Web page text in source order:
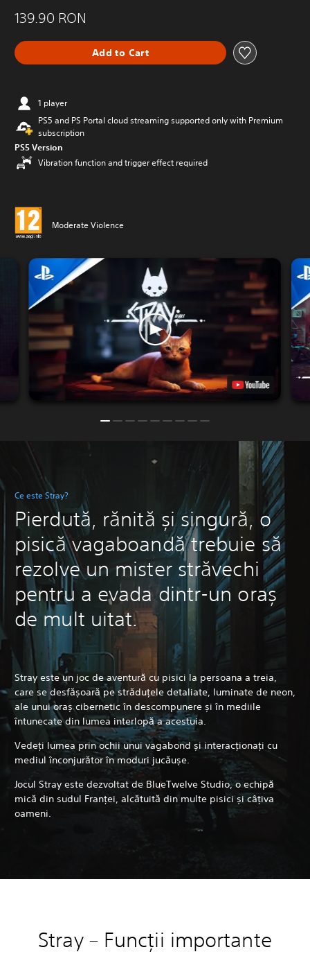
139.90 RON
Add to Cart
1 player
PS5 and PS Portal cloud streaming supported only with Premium
subscription
PS5 Version
Vibration function and trigger effect required
Moderate Violence
Ce este Stray?
Pierdută, rănită și singură, o
pisică vagaboandă trebuie să
rezolve un mister străvechi
pentru a evada dintr-un oraș
de mult uitat.
Stray este un joc de aventură cu pisici la persoana a treia,
care se desfășoară pe străduțele detaliate, luminate de neon,
ale unui oraș cibernetic în descompunere și în mediile
întunecate din lumea interlopă a acestuia.
Vedeți lumea prin ochii unui vagabond și interacționați cu
mediul înconjurător în moduri jucăușe.
Jocul Stray este dezvoltat de BlueTwelve Studio, o echipă
mică din sudul Franței, alcătuită din multe pisici și câțiva
oameni.
Stray – Funcții importante